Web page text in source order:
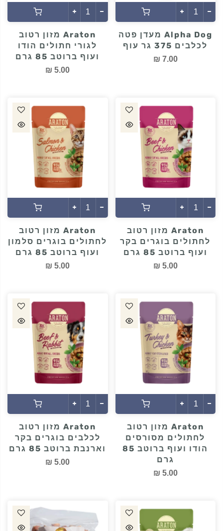
Alpha Dog מעדן פטה
לכלבים 375 גר עוף
7.00 ₪
Araton מזון רטוב
לגורי חתולים הודו
ועוף ברוטב 85 גרם
5.00 ₪
Araton מזון רטוב
לחתולים בוגרים בקר
ועוף ברוטב 85 גרם
5.00 ₪
Araton מזון רטוב
לחתולים בוגרים סלמון
ועוף ברוטב 85 גרם
5.00 ₪
Araton מזון רטוב
לחתולים מסורסים
הודו ועוף ברוטב 85
גרם
5.00 ₪
Araton מזון רטוב
לכלבים בוגרים בקר
וארנבת ברוטב 85 גרם
5.00 ₪